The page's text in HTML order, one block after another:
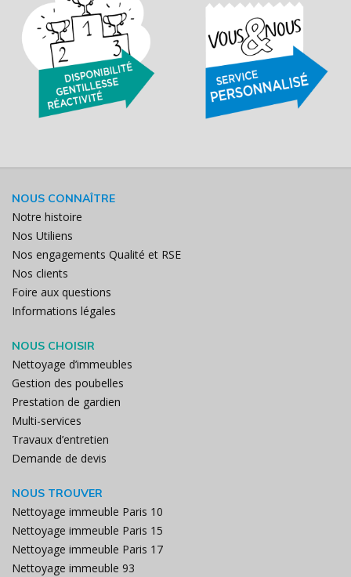
NOUS CONNAÎTRE
Notre histoire
Nos Utiliens
Nos engagements Qualité et RSE
Nos clients
Foire aux questions
Informations légales
NOUS CHOISIR
Nettoyage d’immeubles
Gestion des poubelles
Prestation de gardien
Multi-services
Travaux d’entretien
Demande de devis
NOUS TROUVER
Nettoyage immeuble Paris 10
Nettoyage immeuble Paris 15
Nettoyage immeuble Paris 17
Nettoyage immeuble 93